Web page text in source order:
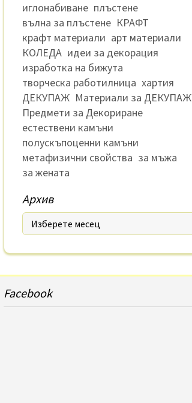
иглонабиване плъстене
вълна за плъстене КРАФТ
крафт материали арт материали
КОЛЕДА идеи за декорация
изработка на бижута
творческа работилница хартия
ДЕКУПАЖ Материали за ДЕКУПАЖ
Предмети за Декориране
естествени камъни
полускъпоценни камъни
метафизични свойства за мъжа
за жената
Архив
Facebook